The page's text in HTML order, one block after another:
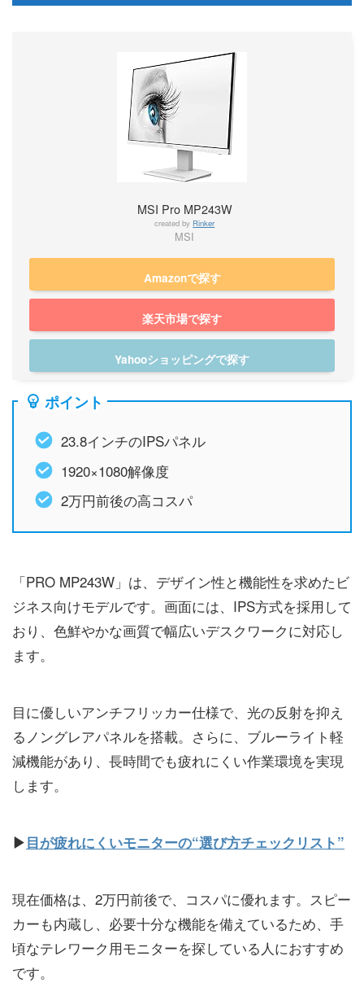
MSI Pro MP243W
created by Rinker
MSI
Amazonで探す
楽天市場で探す
Yahooショッピングで探す
ポイント
23.8インチのIPSパネル
1920×1080解像度
2万円前後の高コスパ
「PRO MP243W」は、デザイン性と機能性を求めたビ
ジネス向けモデルです。画面には、IPS方式を採用して
おり、色鮮やかな画質で幅広いデスクワークに対応し
ます。
目に優しいアンチフリッカー仕様で、光の反射を抑え
るノングレアパネルを搭載。さらに、ブルーライト軽
減機能があり、長時間でも疲れにくい作業環境を実現
します。
▶目が疲れにくいモニターの“選び方チェックリスト”
現在価格は、2万円前後で、コスパに優れます。スピー
カーも内蔵し、必要十分な機能を備えているため、手
頃なテレワーク用モニターを探している人におすすめ
です。